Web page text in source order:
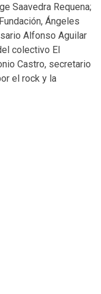
Saavedra Requena;
Ángeles
Alfonso Aguilar
colectivo El
Castro, secretario
el rock y la